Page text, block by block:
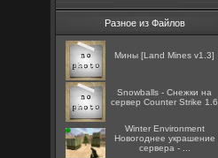
Разное из Файлов
Мины [Land Mines v1.3]
Snowballs - Снежки на
сервер Counter Strike 1.6
Winter Environment
Новогоднее украшение
сервера - ...